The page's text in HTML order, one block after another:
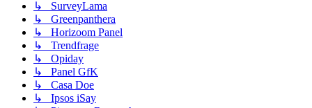
↳ SurveyLama
↳ Greenpanthera
↳ Horizoom Panel
↳ Trendfrage
↳ Opiday
↳ Panel GfK
↳ Casa Doe
↳ Ipsos iSay